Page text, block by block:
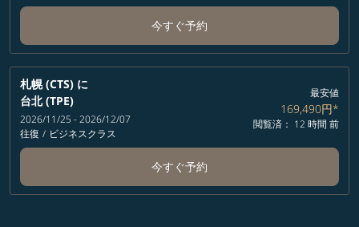
今すぐ予約
札幌 (CTS) に
台北 (TPE)
2026/11/25 - 2026/12/07
往復 / ビジネスクラス
最安値
169,490円*
閲覧済： 12 時間 前
今すぐ予約